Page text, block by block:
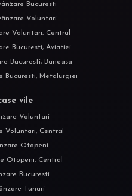
Bucuresti
Voluntari
Voluntari, Central
Bucuresti, Aviatiei
Bucuresti, Baneasa
Bucuresti, Metalurgiei
vile
Voluntari
Voluntari, Central
Otopeni
Otopeni, Central
Bucuresti
Tunari